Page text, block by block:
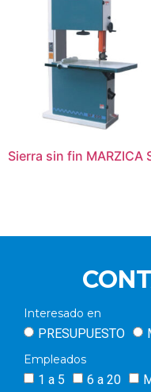
Sierra sin fin MARZICA
Interesado en
PRESUPUESTO
Empleados
1 a 5 6 a 20